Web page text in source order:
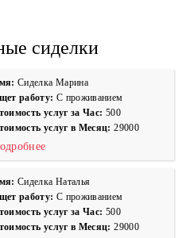
сиделки
Сиделка Марина
работу: С проживанием
услуг за Час: 500
услуг в Месяц:29000
Сиделка Наталья
работу: С проживанием
услуг за Час: 500
услуг в Месяц:29000